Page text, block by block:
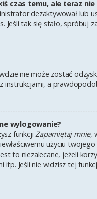
czas temu, ale teraz
dezaktywował lub
Jeśli tak się stało,
nie może zostać
instrukcjami, a
wylogowanie?
funkcjiZapamiętaj mnie,
użyciu
to niezalecane, jeżeli
Jeśli nie widzisz tej